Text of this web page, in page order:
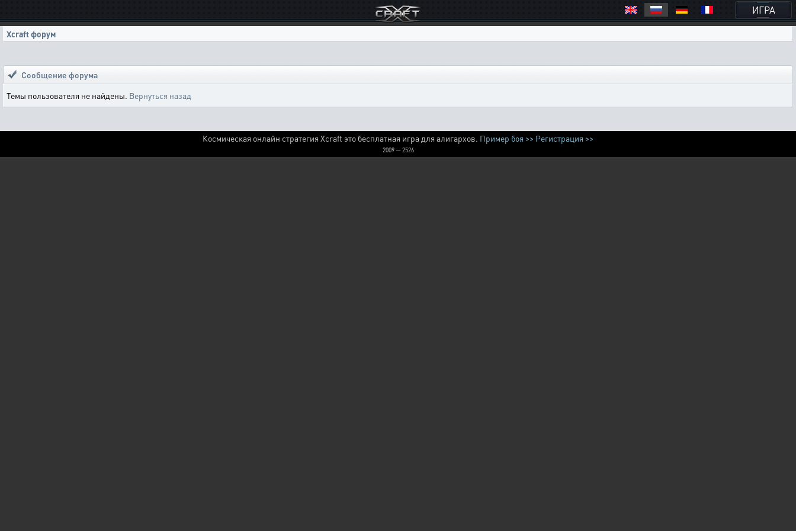
ИГРА
Xcraft форум
Сообщение форума
Темы пользователя не найдены. Вернуться назад
Космическая онлайн стратегия Xcraft это бесплатная игра для алигархов. Пример боя >> Регистрация >>
2009 — 2526